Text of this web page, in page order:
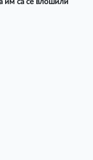
им са се влошили